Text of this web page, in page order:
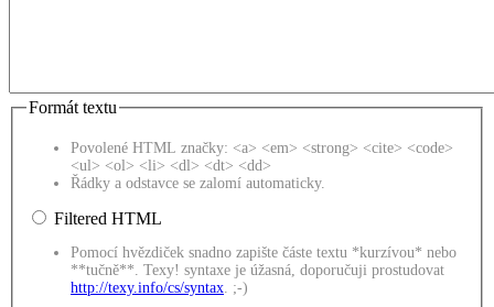
Formát textu
Povolené HTML značky: <a> <em> <strong> <cite> <code>
<ul> <ol> <li> <dl> <dt> <dd>
Řádky a odstavce se zalomí automaticky.
Filtered HTML
Pomocí hvězdiček snadno zapište částe textu *kurzívou* nebo
**tučně**. Texy! syntaxe je úžasná, doporučuji prostudovat
http://texy.info/cs/syntax . ;-)